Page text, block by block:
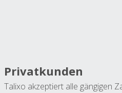
Privatkunden
Talixo akzeptiert alle gängigen